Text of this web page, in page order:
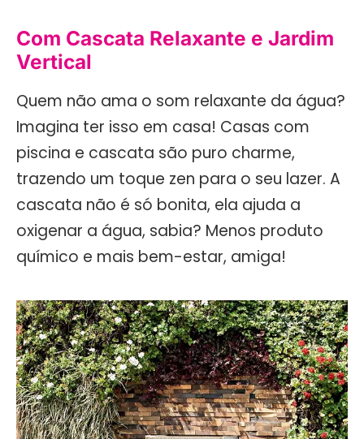
Com Cascata Relaxante e Jardim
Vertical
Quem não ama o som relaxante da água?
Imagina ter isso em casa! Casas com
piscina e cascata são puro charme,
trazendo um toque zen para o seu lazer. A
cascata não é só bonita, ela ajuda a
oxigenar a água, sabia? Menos produto
químico e mais bem-estar, amiga!